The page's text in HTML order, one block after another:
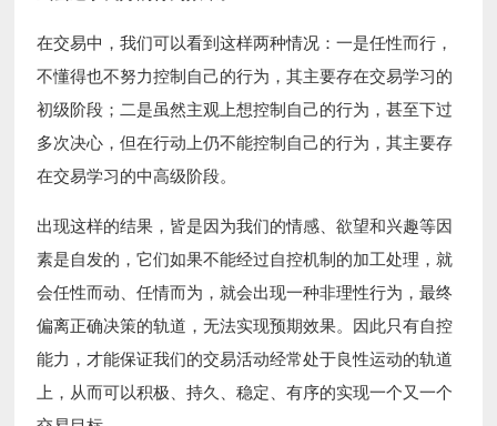
在交易中，我们可以看到这样两种情况：一是任性而行，
不懂得也不努力控制自己的行为，其主要存在交易学习的
初级阶段；二是虽然主观上想控制自己的行为，甚至下过
多次决心，但在行动上仍不能控制自己的行为，其主要存
在交易学习的中高级阶段。
出现这样的结果，皆是因为我们的情感、欲望和兴趣等因
素是自发的，它们如果不能经过自控机制的加工处理，就
会任性而动、任情而为，就会出现一种非理性行为，最终
偏离正确决策的轨道，无法实现预期效果。因此只有自控
能力，才能保证我们的交易活动经常处于良性运动的轨道
上，从而可以积极、持久、稳定、有序的实现一个又一个